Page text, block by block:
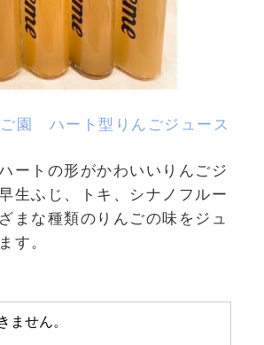
園 ハート型りんごジュース
ートの形がかわいいりんごジ
生ふじ、トキ、シナノフルー
まな種類のりんごの味をジュ
す。